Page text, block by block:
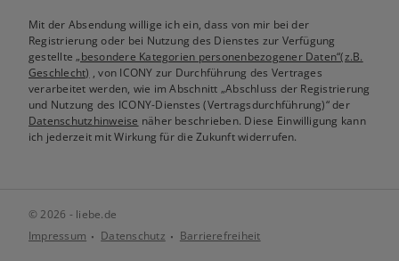
Mit der Absendung willige ich ein, dass von mir bei der
Registrierung oder bei Nutzung des Dienstes zur Verfügung
gestellte„besondere Kategorien personenbezogener Daten“(z.B.
Geschlecht) , von ICONY zur Durchführung des Vertrages
verarbeitet werden, wie im Abschnitt „Abschluss der Registrierung
und Nutzung des ICONY-Dienstes (Vertragsdurchführung)“ der
Datenschutzhinweise näher beschrieben. Diese Einwilligung kann
ich jederzeit mit Wirkung für die Zukunft widerrufen.
© 2026 - liebe.de
Impressum
Datenschutz Barrierefreiheit